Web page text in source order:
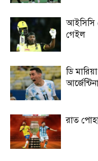
আইসিসি
গেইল
ডি
রাত